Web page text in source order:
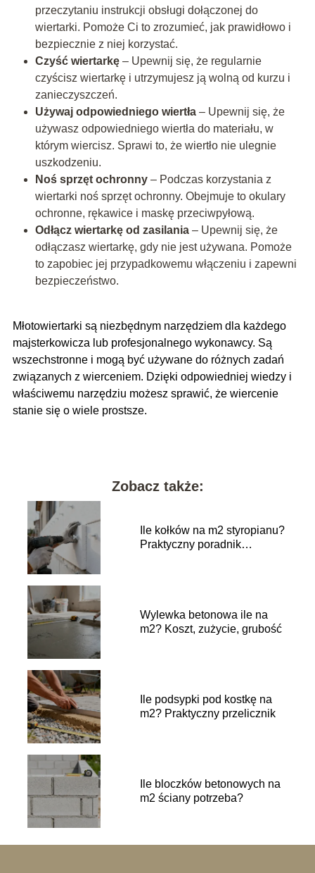
przeczytaniu instrukcji obsługi dołączonej do
wiertarki. Pomoże Ci to zrozumieć, jak prawidłowo i
bezpiecznie z niej korzystać.
Czyść wiertarkę– Upewnij się, że regularnie
czyścisz wiertarkę i utrzymujesz ją wolną od kurzu i
zanieczyszczeń.
Używaj odpowiedniego wiertła– Upewnij się, że
używasz odpowiedniego wiertła do materiału, w
którym wiercisz. Sprawi to, że wiertło nie ulegnie
uszkodzeniu.
Noś sprzęt ochronny– Podczas korzystania z
wiertarki noś sprzęt ochronny. Obejmuje to okulary
ochronne, rękawice i maskę przeciwpyłową.
Odłącz wiertarkę od zasilania– Upewnij się, że
odłączasz wiertarkę, gdy nie jest używana. Pomoże
to zapobiec jej przypadkowemu włączeniu i zapewni
bezpieczeństwo.
Młotowiertarki są niezbędnym narzędziem dla każdego
majsterkowicza lub profesjonalnego wykonawcy. Są
wszechstronne i mogą być używane do różnych zadań
związanych z wierceniem. Dzięki odpowiedniej wiedzy i
właściwemu narzędziu możesz sprawić, że wiercenie
stanie się o wiele prostsze.
Zobacz także:
Ile kołków na m2 styropianu?
Praktyczny poradnik
Wylewka betonowa ile na
m2? Koszt, zużycie, grubość
Ile podsypki pod kostkę na
m2? Praktyczny przelicznik
Ile bloczków betonowych na
m2 ściany potrzeba?